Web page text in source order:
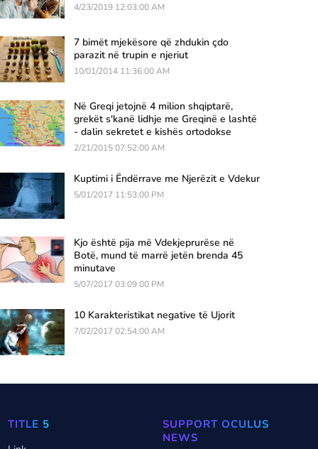
4/23/2019 12:03:00 AM
7 bimët mjekësore që zhdukin çdo
parazit në trupin e njeriut
10/01/2014 11:36:00 AM
Në Greqi jetojnë 4 milion shqiptarë,
grekët s'kanë lidhje me Greqinë e lashtë
- dalin sekretet e kishës ortodokse
2/21/2015 07:52:00 AM
Kuptimi i Ëndërrave me Njerëzit e Vdekur
5/01/2017 11:53:00 PM
Kjo është pija më Vdekjeprurëse në
Botë, mund të marrë jetën brenda 45
minutave
5/07/2017 03:09:00 PM
10 Karakteristikat negative të Ujorit
7/02/2017 02:54:00 AM
TITLE 5
SUPPORT OCULUS
NEWS